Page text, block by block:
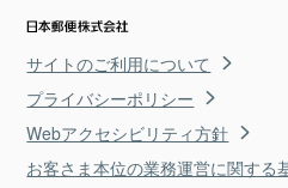
サイトのご利用について
プライバシーポリシー
Webアクセシビリティ方針
お客さま本位の業務運営に関する